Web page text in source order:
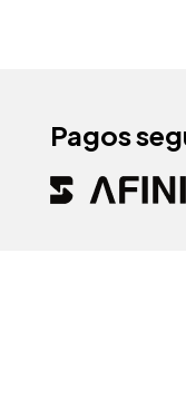
Pagos